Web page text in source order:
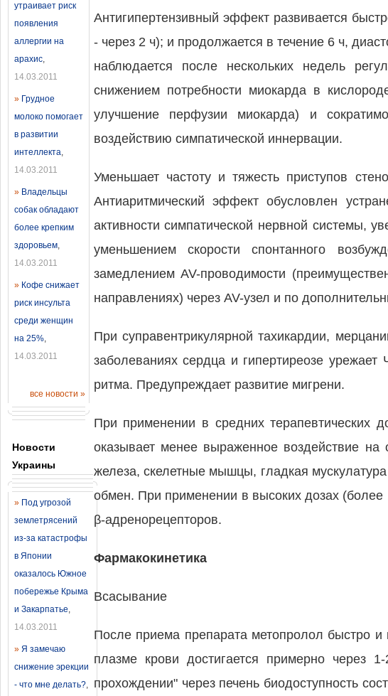
утраивает риск
появления
аллергии на
арахис,
14.03.2011
» Грудное
молоко помогает
в развитии
интеллекта,
14.03.2011
» Владельцы
собак обладают
более крепким
здоровьем,
14.03.2011
» Кофе снижает
риск инсульта
среди женщин
на 25%,
14.03.2011
все новости »
Новости
Украины
» Под угрозой
землетрясений
из-за катастрофы
в Японии
оказалось Южное
побережье Крыма
и Закарпатье,
14.03.2011
» Я замечаю
снижение эрекции
- что мне делать?,
Антигипертензивный эффект развивается
- через 2 ч); и продолжается в течение 6 ч,
наблюдается после нескольких недель
снижением потребности миокарда в
улучшение перфузии миокарда) и
воздействию симпатической иннервации.
Уменьшает частоту и тяжесть приступов
Антиаритмический эффект обусловлен
активности симпатической нервной системы,
уменьшением скорости спонтанного
замедлением AV-проводимости
направлениях) через AV-узел и по
При суправентрикулярной тахикардии,
заболеваниях сердца и гипертиреозе
ритма. Предупреждает развитие мигрени.
При применении в средних терапевтических
оказывает менее выраженное воздействие
железа, скелетные мышцы, гладкая
обмен. При применении в высоких дозах
β-адренорецепторов.
Фармакокинетика
Всасывание
После приема препарата метопролол быстро
плазме крови достигается примерно через
прохождении" через печень биодоступность